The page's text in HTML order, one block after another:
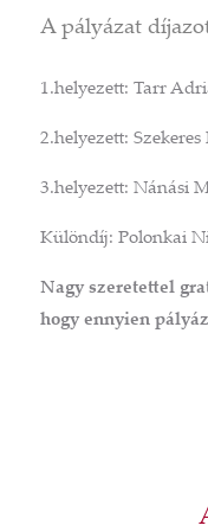
A pályázat
1.helyezett: Tarr
2.helyezett: Szekeres
3.helyezett: Nánási
Különdíj: Polonkai
Nagy szeretettel
hogy ennyien